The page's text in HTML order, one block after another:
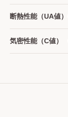
断熱性能（UA値）
気密性能（C値）